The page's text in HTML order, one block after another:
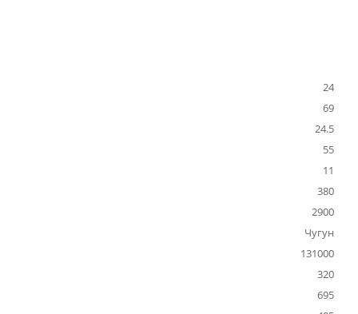
24
69
24.5
55
11
380
2900
Чугун
131000
320
695